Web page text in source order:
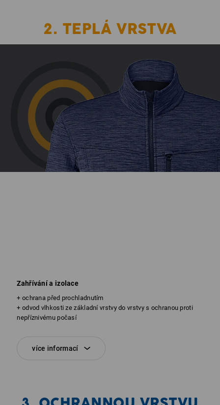
2. TEPLÁ VRSTVA
Zahřívání a izolace
+ ochrana před prochladnutím
+ odvod vlhkosti ze základní vrstvy do vrstvy s ochranou proti
nepříznivému počasí
více informací